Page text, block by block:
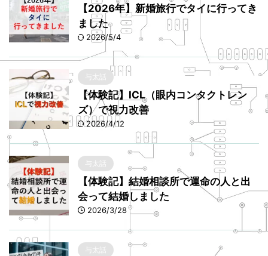
【2026年】新婚旅行でタイに行ってき
ました
2026/5/4
与太話
【体験記】ICL（眼内コンタクトレン
ズ）で視力改善
2026/4/12
与太話
【体験記】結婚相談所で運命の人と出
会って結婚しました
2026/3/28
与太話